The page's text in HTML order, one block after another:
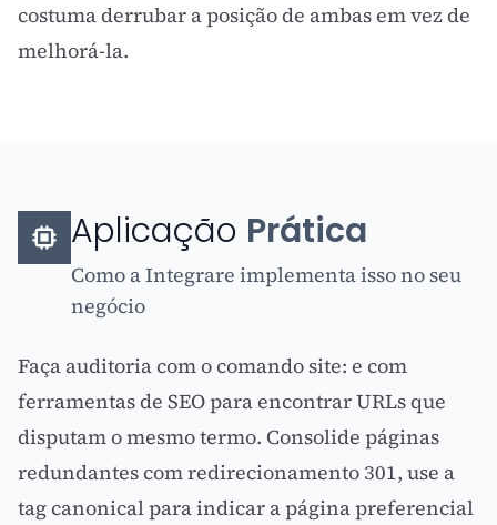
costuma derrubar a posição de ambas em vez de
melhorá-la.
Aplicação Prática
Como a Integrare implementa isso no seu
negócio
Faça auditoria com o comando site: e com
ferramentas de SEOpara encontrar URLs que
disputam o mesmo termo. Consolide páginas
redundantes com redirecionamento 301, use a
tag canonical para indicar a página preferencial